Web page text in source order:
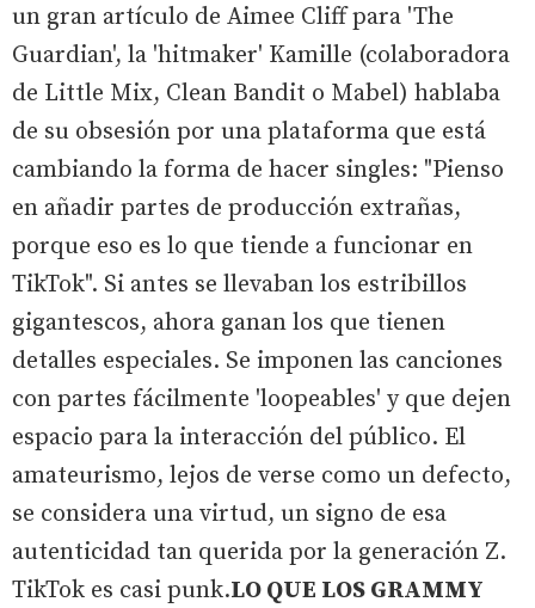
un gran artículo de Aimee Cliff para 'The
Guardian', la 'hitmaker' Kamille (colaboradora
de Little Mix, Clean Bandit o Mabel) hablaba
de su obsesión por una plataforma que está
cambiando la forma de hacer singles: "Pienso
en añadir partes de producción extrañas,
porque eso es lo que tiende a funcionar en
TikTok". Si antes se llevaban los estribillos
gigantescos, ahora ganan los que tienen
detalles especiales. Se imponen las canciones
con partes fácilmente 'loopeables' y que dejen
espacio para la interacción del público. El
amateurismo, lejos de verse como un defecto,
se considera una virtud, un signo de esa
autenticidad tan querida por la generación Z.
TikTok es casi punk.LO QUE LOS GRAMMY